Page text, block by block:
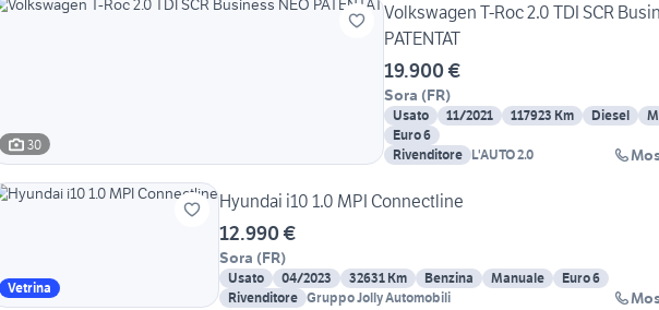
30
Volkswagen T-Roc 2.0 TDI SCR
PATENTAT
19.900 €
Sora (FR)
Usato 11/2021 117923 Km Diesel
Euro 6
Rivenditore L'AUTO 2.0
Vetrina
Hyundai i10 1.0 MPI Connectline
12.990 €
Sora (FR)
Usato 04/2023 32631 Km Benzina Manuale
Euro 6
Rivenditore Gruppo Jolly Automobili